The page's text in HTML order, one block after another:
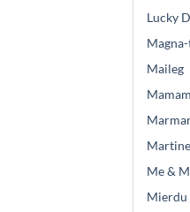
Lucky
Maileg
Me &
Mierdu